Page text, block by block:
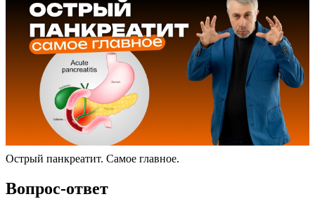
Острый панкреатит. Самое главное.
Вопрос-ответ